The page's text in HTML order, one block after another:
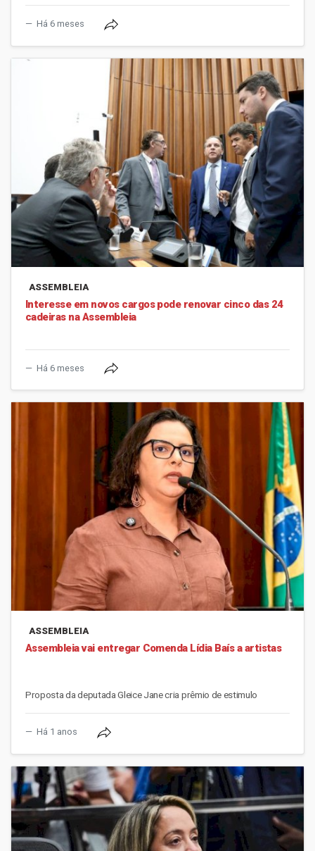
Há 6 meses
ASSEMBLEIA
Interesse em novos cargos pode renovar cinco das 24
cadeiras na Assembleia
Há 6 meses
ASSEMBLEIA
Assembleia vai entregar Comenda Lídia Baís a artistas
Proposta da deputada Gleice Jane cria prêmio de estimulo
Há 1 anos